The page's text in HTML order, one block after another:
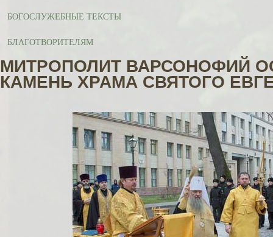
БОГОСЛУЖЕБНЫЕ ТЕКСТЫ
БЛАГОТВОРИТЕЛЯМ
МИТРОПОЛИТ ВАРСОНОФИЙ
КАМЕНЬ ХРАМА СВЯТОГО